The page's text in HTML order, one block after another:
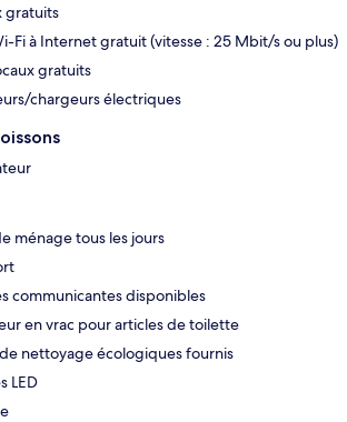
gratuits
Fi à Internet gratuit (vitesse : 25 Mbit/s ou plus)
gratuits
chargeurs électriques
ménage tous les jours
communicantes disponibles
en vrac pour articles de toilette
nettoyage écologiques fournis
LED